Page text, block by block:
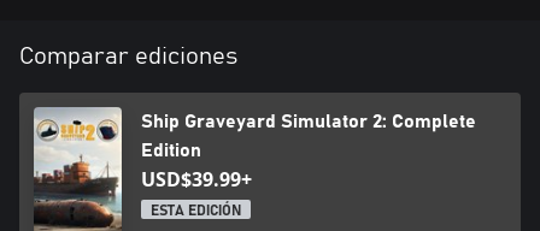
Comparar ediciones
Ship Graveyard Simulator 2: Complete
Edition
USD$39.99+
ESTA EDICIÓN